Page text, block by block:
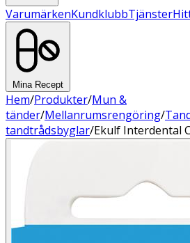
VarumärkenKundklubbTjänster
Mina Recept
Hem/Produkter/Mun &
tänder/Mellanrumsrengöring/
tandtrådsbyglar/Ekulf Interdental